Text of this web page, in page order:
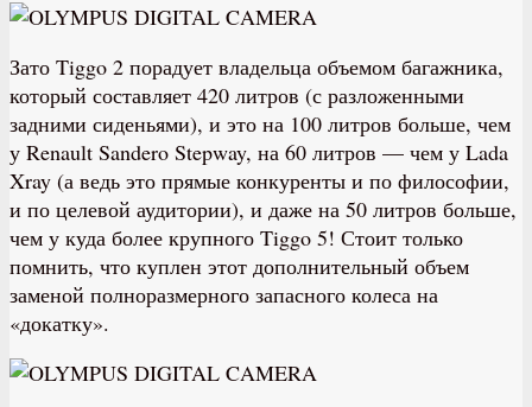
Зато Tiggo 2 порадует владельца объемом багажника,
который составляет 420 литров (с разложенными
задними сиденьями), и это на 100 литров больше, чем
у Renault Sandero Stepway, на 60 литров — чем у Lada
Xray (а ведь это прямые конкуренты и по философии,
и по целевой аудитории), и даже на 50 литров больше,
чем у куда более крупного Tiggo 5! Стоит только
помнить, что куплен этот дополнительный объем
заменой полноразмерного запасного колеса на
«докатку».